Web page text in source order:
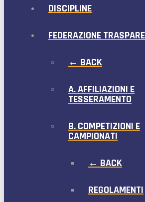
DISCIPLINE
FEDERAZIONE
← BACK
A. AFFILIAZIONI E
TESSERAMENTO
B. COMPETIZIONI E
CAMPIONATI
← BACK
REGOLAMENTI